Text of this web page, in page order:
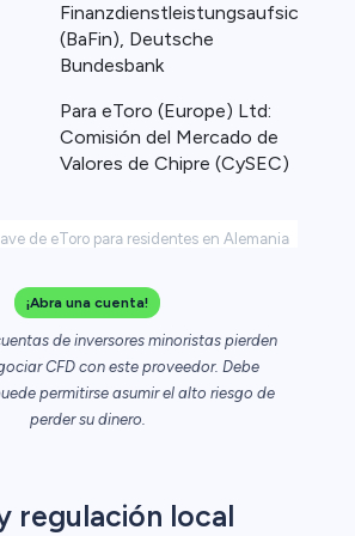
de eToro para residentes en Alemania
Finanzdienstleistungsaufsicht
(BaFin), Deutsche
Bundesbank
Para eToro (Europe) Ltd:
Comisión del Mercado de
Valores de Chipre (CySEC)
¡Abra una cuenta!
de inversores minoristas pierden
CFD con este proveedor. Debe
permitirse asumir el alto riesgo de
perder su dinero.
regulación local